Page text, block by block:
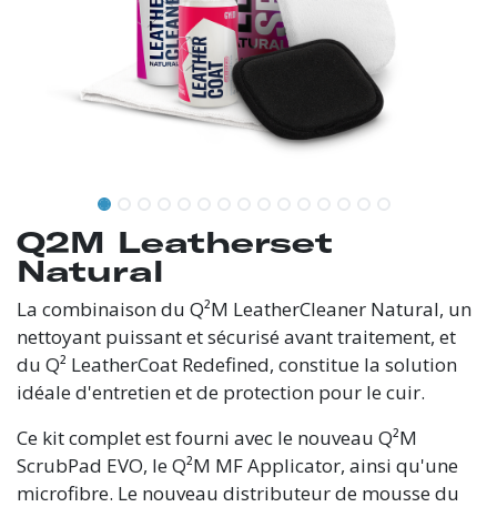
Q2M Leatherset
Natural
La combinaison du Q²M LeatherCleaner Natural, un
nettoyant puissant et sécurisé avant traitement, et
du Q² LeatherCoat Redefined, constitue la solution
idéale d'entretien et de protection pour le cuir.
Ce kit complet est fourni avec le nouveau Q²M
ScrubPad EVO, le Q²M MF Applicator, ainsi qu'une
microfibre. Le nouveau distributeur de mousse du